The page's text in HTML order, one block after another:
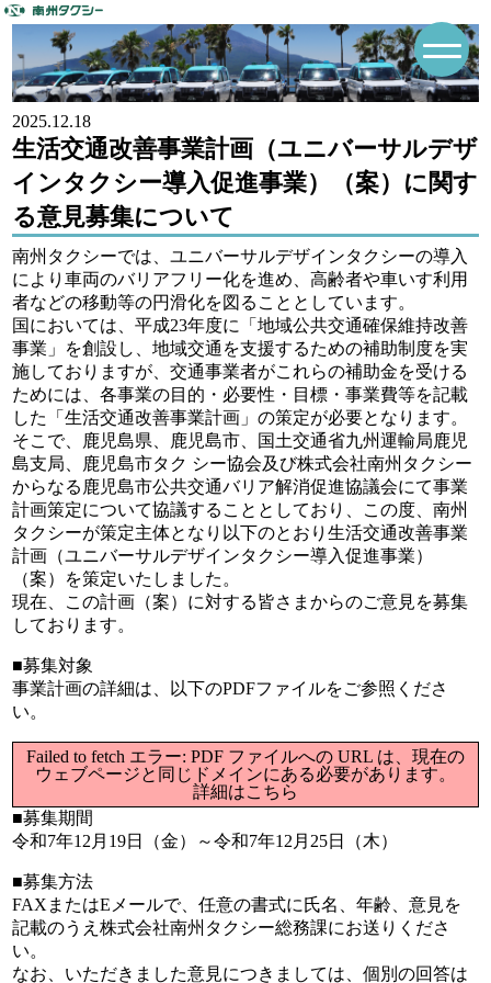
2025.12.18
生活交通改善事業計画（ユニバーサルデザ
インタクシー導入促進事業）（案）に関す
る意見募集について
南州タクシーでは、ユニバーサルデザインタクシーの導入
により車両のバリアフリー化を進め、高齢者や車いす利用
者などの移動等の円滑化を図ることとしています。
国においては、平成23年度に「地域公共交通確保維持改善
事業」を創設し、地域交通を支援するための補助制度を実
施しておりますが、交通事業者がこれらの補助金を受ける
ためには、各事業の目的・必要性・目標・事業費等を記載
した「生活交通改善事業計画」の策定が必要となります。
そこで、鹿児島県、鹿児島市、国土交通省九州運輸局鹿児
島支局、鹿児島市タク シー協会及び株式会社南州タクシー
からなる鹿児島市公共交通バリア解消促進協議会にて事業
計画策定について協議することとしており、この度、南州
タクシーが策定主体となり以下のとおり生活交通改善事業
計画（ユニバーサルデザインタクシー導入促進事業）
（案）を策定いたしました。
現在、この計画（案）に対する皆さまからのご意見を募集
しております。
■募集対象
事業計画の詳細は、以下のPDFファイルをご参照くださ
い。
Failed to fetch エラー: PDF ファイルへの URL は、現在の
ウェブページと同じドメインにある必要があります。
詳細はこちら
■募集期間
令和7年12月19日（金）～令和7年12月25日（木）
■募集方法
FAXまたはEメールで、任意の書式に氏名、年齢、意見を
記載のうえ株式会社南州タクシー総務課にお送りくださ
い。
なお、いただきました意見につきましては、個別の回答は